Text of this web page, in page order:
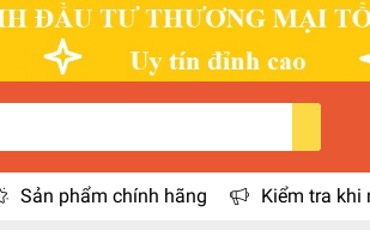
Sản phẩm chính hãng Kiểm tra khi